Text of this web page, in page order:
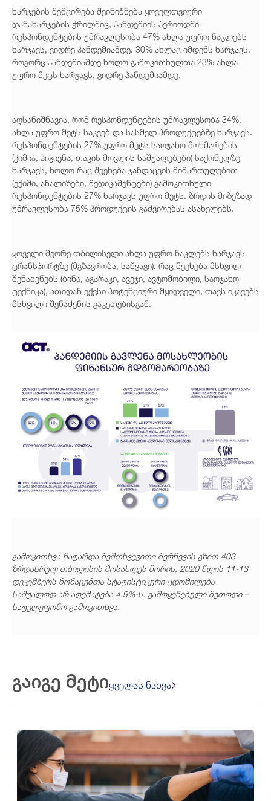
ხარჯების შემცირება შეინიშნება ყოველთვიური
დანახარჯების ჭრილშიც, პანდემიის პერიოდში
რესპონდენტების უმრავლესობა 47% ახლა უფრო ნაკლებს
ხარჯავს, ვიდრე პანდემიამდე. 30% ახლაც იმდენს ხარჯავს,
როგორც პანდემიამდე ხოლო გამოკითხულთა 23% ახლა
უფრო მეტს ხარჯავს, ვიდრე პანდემიამდე.
აღსანიშნავია, რომ რესპონდენტების უმრავლესობა 34%,
ახლა უფრო მეტს საკვებ და სასმელ პროდუქტებზე ხარჯავს.
რესპონდენტების 27% უფრო მეტს საოჯახო მოხმარების
(ქიმია, ჰიგიენა, თავის მოვლის საშუალებები) საქონელზე
ხარჯავს, ხოლო რაც შეეხება ჯანდაცვის მიმართულებით
(ექიმი, ანალიზები, მედიკამენტები) გამოკითხული
რესპონდენტების 27% ხარჯავს უფრო მეტს. ზრდის მიზეზად
უმრავლესობა 75% პროდუქტის გაძვირებას ასახელებს.
ყოველი მეორე თბილისელი ახლა უფრო ნაკლებს ხარჯავს
ტრანსპორტზე (მგზავრობა, საწვავი). რაც შეეხება მსხვილ
შენაძენებს (ბინა, აგარაკი, ავეჯი, ავტომობილი, საოჯახო
ტექნიკა), ათიდან ექვსი პოტენციური მყიდველი, თავს იკავებს
მსხვილი შენაძენის გაკეთებისგან.
გამოკითხვა ჩატარდა შემთხვევითი შერჩევის გზით 403
ზრდასრულ თბილისის მოსახლეს შორის, 2020 წლის 11-13
დეკემბერს მონაცემთა სტატისტიკური ცდომილება
საშუალოდ არ აღემატება 4.9%-ს. გამოყენებული მეთოდი –
სატელეფონო გამოკითხვა.
გაიგე მეტიყველას ნახვა